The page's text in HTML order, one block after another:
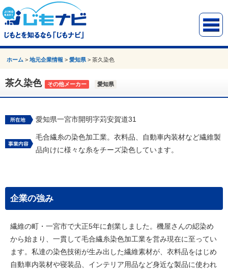
ホーム >地元企業情報 >愛知県 >茶久染色
茶久染色 その他メーカー 愛知県
愛知県一宮市開明字苅安賀道31
毛合繊糸の染色加工業。衣料品、自動車内装材など繊維製
品向けに様々な糸をチーズ染色しています。
企業の強み
繊維の町・一宮市で大正5年に創業しました。機屋さんの綛染め
から始まり、一貫して毛合繊糸染色加工業を営み現在に至ってい
ます。私達の染色技術が生み出した繊維素材が、衣料品をはじめ
自動車内装材や寝装品、インテリア用品など身近な製品に使われ